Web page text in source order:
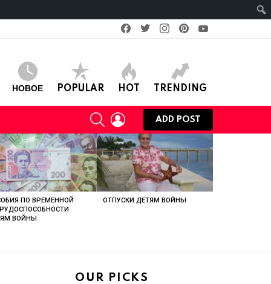
facebooktwitterinstagram
НОВОЕ POPULAR HOT TRENDING
SEARCH
ADD POST
ПО ВРЕМЕННОЙ
ВОЙНЫ
ОТПУСКИ ДЕТЯМ ВОЙНЫ
OUR PICKS